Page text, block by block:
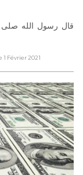
قال رسول الله صلى
1 Février 2021